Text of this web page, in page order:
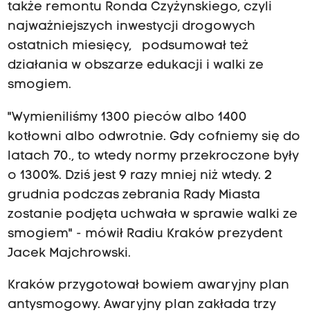
także remontu Ronda Czyżynskiego, czyli
najważniejszych inwestycji drogowych
ostatnich miesięcy, podsumował też
działania w obszarze edukacji i walki ze
smogiem.
"Wymieniliśmy 1300 pieców albo 1400
kotłowni albo odwrotnie. Gdy cofniemy się do
latach 70., to wtedy normy przekroczone były
o 1300%. Dziś jest 9 razy mniej niż wtedy. 2
grudnia podczas zebrania Rady Miasta
zostanie podjęta uchwała w sprawie walki ze
smogiem" - mówił Radiu Kraków prezydent
Jacek Majchrowski.
Kraków przygotował bowiem awaryjny plan
antysmogowy. Awaryjny plan zakłada trzy